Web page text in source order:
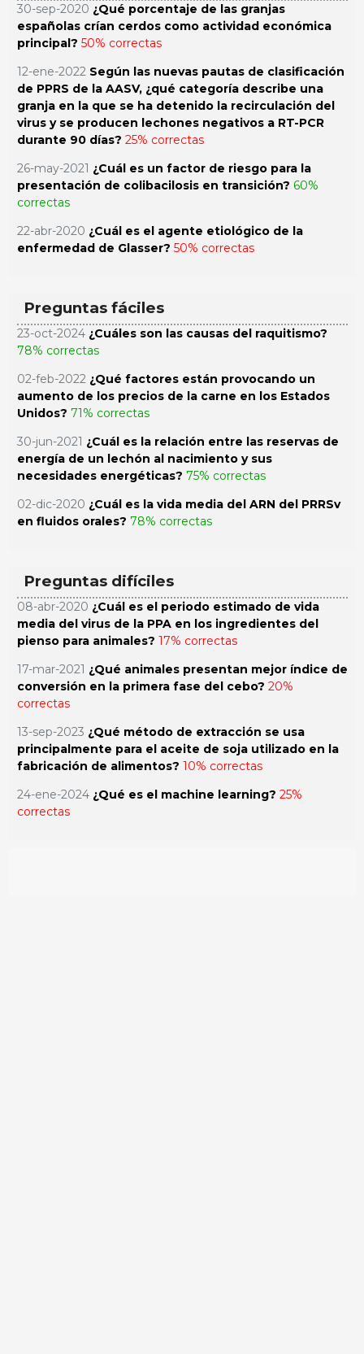
30-sep-2020 ¿Qué porcentaje de las granjas
españolas crían cerdos como actividad económica
principal? 50% correctas
12-ene-2022 Según las nuevas pautas de clasificación
de PPRS de la AASV, ¿qué categoría describe una
granja en la que se ha detenido la recirculación del
virus y se producen lechones negativos a RT-PCR
durante 90 días? 25% correctas
26-may-2021 ¿Cuál es un factor de riesgo para la
presentación de colibacilosis en transición? 60%
correctas
22-abr-2020 ¿Cuál es el agente etiológico de la
enfermedad de Glasser? 50% correctas
Preguntas fáciles
23-oct-2024 ¿Cuáles son las causas del raquitismo?
78% correctas
02-feb-2022 ¿Qué factores están provocando un
aumento de los precios de la carne en los Estados
Unidos? 71% correctas
30-jun-2021 ¿Cuál es la relación entre las reservas de
energía de un lechón al nacimiento y sus
necesidades energéticas? 75% correctas
02-dic-2020 ¿Cuál es la vida media del ARN del PRRSv
en fluidos orales? 78% correctas
Preguntas difíciles
08-abr-2020 ¿Cuál es el periodo estimado de vida
media del virus de la PPA en los ingredientes del
pienso para animales? 17% correctas
17-mar-2021 ¿Qué animales presentan mejor índice de
conversión en la primera fase del cebo? 20%
correctas
13-sep-2023 ¿Qué método de extracción se usa
principalmente para el aceite de soja utilizado en la
fabricación de alimentos? 10% correctas
24-ene-2024 ¿Qué es el machine learning? 25%
correctas